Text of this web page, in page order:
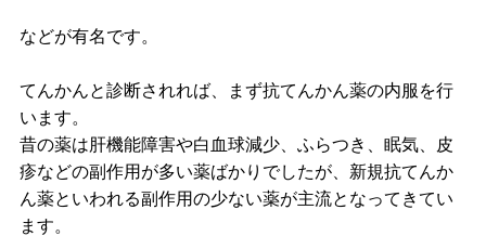
などが有名です。
てんかんと診断されれば、まず抗てんかん薬の内服を行
います。
昔の薬は肝機能障害や白血球減少、ふらつき、眠気、皮
疹などの副作用が多い薬ばかりでしたが、新規抗てんか
ん薬といわれる副作用の少ない薬が主流となってきてい
ます。